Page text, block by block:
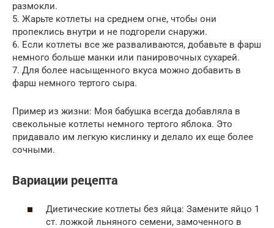
размокли.
5. Жарьте котлеты на среднем огне, чтобы они
пропеклись внутри и не подгорели снаружи.
6. Если котлеты все же разваливаются, добавьте в фарш
немного больше манки или панировочных сухарей.
7. Для более насыщенного вкуса можно добавить в
фарш немного тертого сыра.
Пример из жизни: Моя бабушка всегда добавляла в
свекольные котлеты немного тертого яблока. Это
придавало им легкую кислинку и делало их еще более
сочными.
Вариации рецепта
Диетические котлеты без яйца: Замените яйцо 1
ст. ложкой льняного семени, замоченного в